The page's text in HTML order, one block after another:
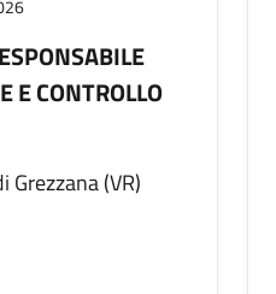
CONTROLLO
Grezzana (VR)